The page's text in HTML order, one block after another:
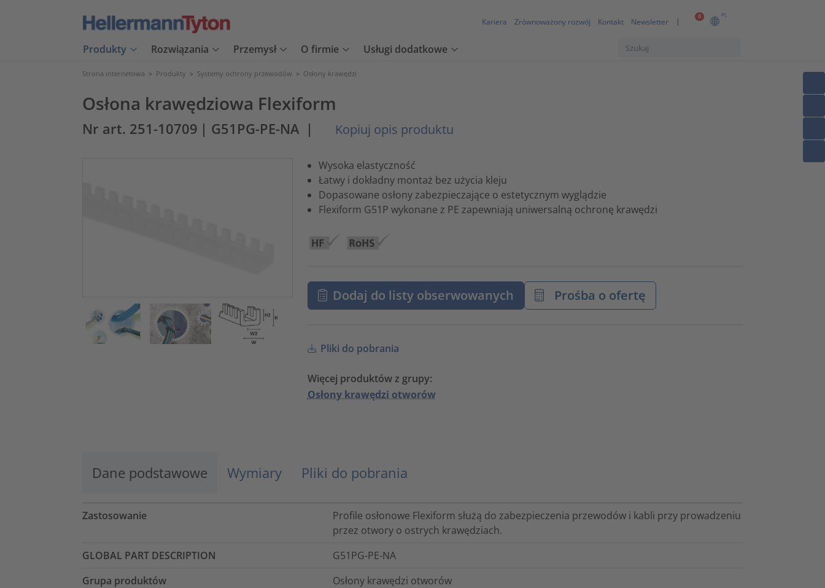
0 PL
Kariera Zrównoważony rozwój Kontakt Newsletter
Produkty Rozwiązania Przemysł O firmie Usługi dodatkowe
Strona internetowa > Produkty > Systemy ochrony przewodów > Osłony krawędzi
Osłona krawędziowa Flexiform
Nr art. 251-10709 | G51PG-PE-NA | Kopiuj opis produktu
Wysoka elastyczność
Łatwy i dokładny montaż bez użycia kleju
Dopasowane osłony zabezpieczające o estetycznym wyglądzie
Flexiform G51P wykonane z PE zapewniają uniwersalną ochronę krawędzi
Dodaj do listy obserwowanych Prośba o ofertę
Pliki do pobrania
Więcej produktów z grupy:
Osłony krawędzi otworów
Dane podstawowe Wymiary Pliki do pobrania
Zastosowanie
Profile osłonowe Flexiform służą do zabezpieczenia przewodów i kabli przy prowadzeniu
przez otwory o ostrych krawędziach.
GLOBAL PART DESCRIPTION
G51PG-PE-NA
Grupa produktów
Osłony krawędzi otworów